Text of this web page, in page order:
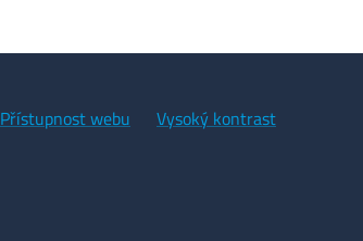
Přístupnost webu Vysoký kontrast